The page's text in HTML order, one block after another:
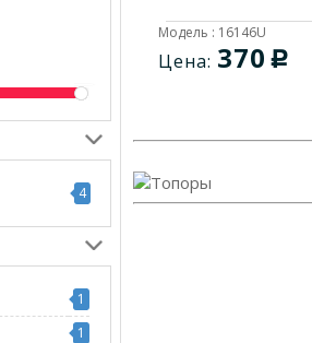
4
1
1
Цена: 370 c
Модель : 16146U